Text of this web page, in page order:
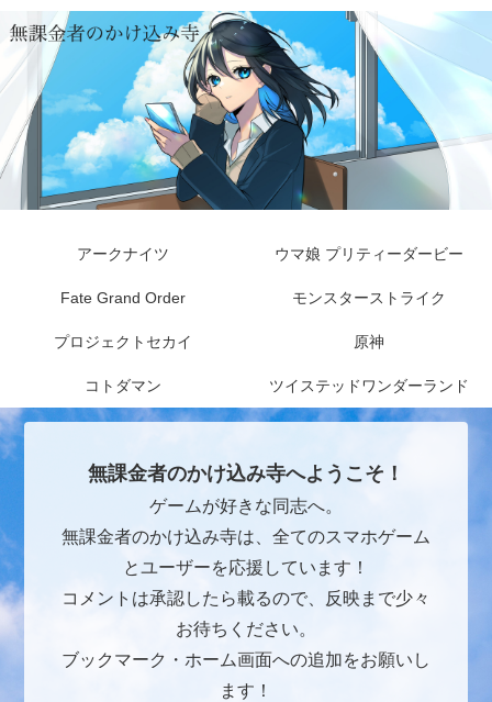
アークナイツ ウマ娘 プリティーダービー
Fate Grand Order モンスターストライク
プロジェクトセカイ 原神
コトダマン ツイステッドワンダーランド
無課金者のかけ込み寺へようこそ！
ゲームが好きな同志へ。
無課金者のかけ込み寺は、全てのスマホゲーム
とユーザーを応援しています！
コメントは承認したら載るので、反映まで少々
お待ちください。
ブックマーク・ホーム画面への追加をお願いし
ます！